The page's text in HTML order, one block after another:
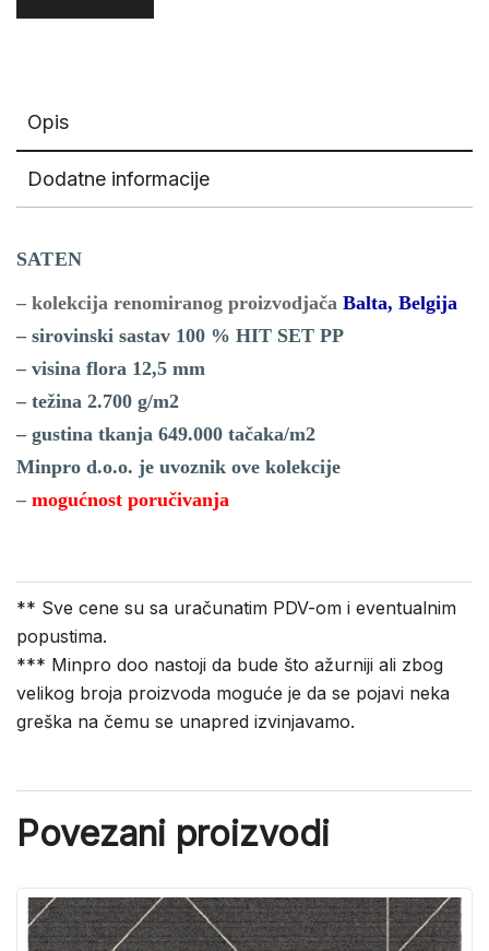
Opis
Dodatne informacije
SATEN
– kolekcija renomiranog proizvodjača Balta, Belgija
– sirovinski sastav 100 % HIT SET PP
– visina flora 12,5 mm
– težina 2.700 g/m2
– gustina tkanja 649.000 tačaka/m2
Minpro d.o.o. je uvoznik ove kolekcije
– mogućnost poručivanja
** Sve cene su sa uračunatim PDV-om i eventualnim
popustima.
*** Minpro doo nastoji da bude što ažurniji ali zbog
velikog broja proizvoda moguće je da se pojavi neka
greška na čemu se unapred izvinjavamo.
Povezani proizvodi